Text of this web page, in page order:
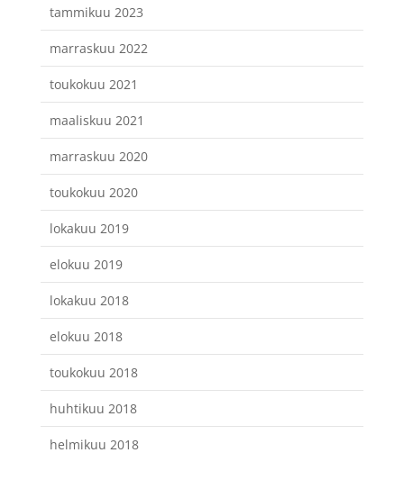
tammikuu 2023
marraskuu 2022
toukokuu 2021
maaliskuu 2021
marraskuu 2020
toukokuu 2020
lokakuu 2019
elokuu 2019
lokakuu 2018
elokuu 2018
toukokuu 2018
huhtikuu 2018
helmikuu 2018